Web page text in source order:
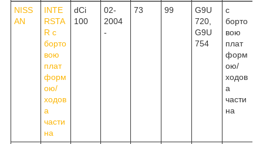
NISS
AN
INTE
RSTA
R c
борто
вою
плат
форм
ою/
ходов
а
части
на
dCi
100
02-
2004
-
73 99
G9U
720,
G9U
754
c
борто
вою
плат
форм
ою/
ходов
а
части
на